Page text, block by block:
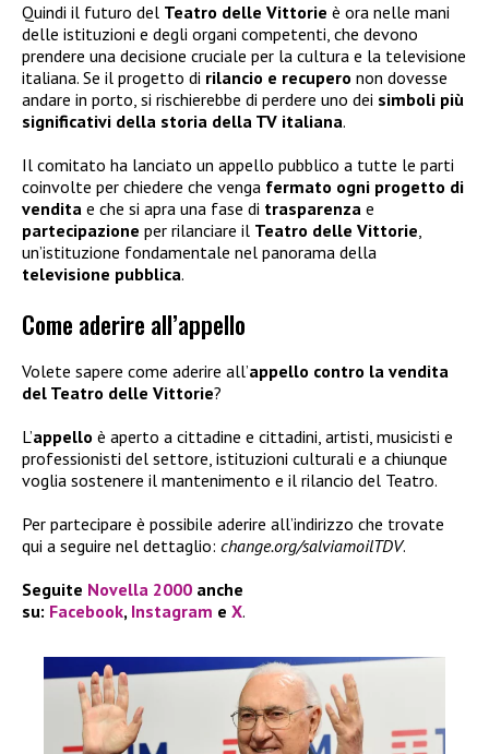
Quindi il futuro del Teatro delle Vittorie è ora nelle mani
delle istituzioni e degli organi competenti, che devono
prendere una decisione cruciale per la cultura e la televisione
italiana. Se il progetto di rilancio e recupero non dovesse
andare in porto, si rischierebbe di perdere uno dei simboli più
significativi della storia della TV italiana.
Il comitato ha lanciato un appello pubblico a tutte le parti
coinvolte per chiedere che venga fermato ogni progetto di
vendita e che si apra una fase di trasparenza e
partecipazione per rilanciare il Teatro delle Vittorie,
un’istituzione fondamentale nel panorama della
televisione pubblica.
Come aderire all’appello
Volete sapere come aderire all’appello contro la vendita
del Teatro delle Vittorie?
L’appello è aperto a cittadine e cittadini, artisti, musicisti e
professionisti del settore, istituzioni culturali e a chiunque
voglia sostenere il mantenimento e il rilancio del Teatro.
Per partecipare è possibile aderire all’indirizzo che trovate
qui a seguire nel dettaglio: change.org/salviamoilTDV.
Seguite Novella 2000 anche
su: Facebook, Instagram e X.